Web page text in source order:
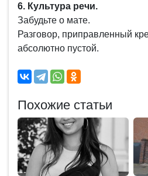
6. Культура речи.
Забудьте о мате.
Разговор, приправленный
абсолютно пустой.
Похожие статьи